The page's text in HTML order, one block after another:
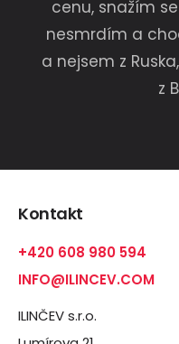
cenu, snažím
nesmrdím a
a nejsem z
z
Kontakt
+420 608 980 594
INFO@ILINCEV.COM
ILINČEV s.r.o.